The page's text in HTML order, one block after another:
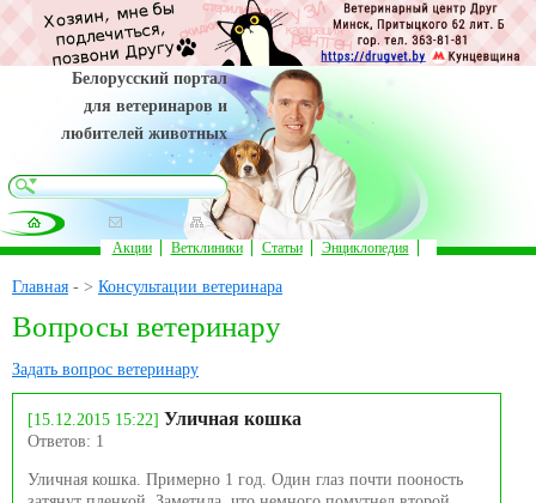
Белорусский портал
для ветеринаров и
любителей животных
Главная - > Консультации ветеринара
Вопросы ветеринару
Задать вопрос ветеринару
[15.12.2015 15:22] Уличная кошка
Ответов: 1
Уличная кошка. Примерно 1 год. Один глаз почти пооность
Акции Ветклиники Статьи Энциклопедия